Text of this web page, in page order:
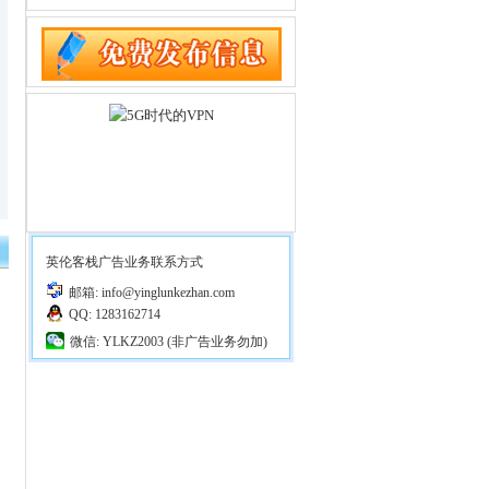
英伦客栈广告业务联系方式
邮箱: info@yinglunkezhan.com
QQ: 1283162714
微信: YLKZ2003 (非广告业务勿加)